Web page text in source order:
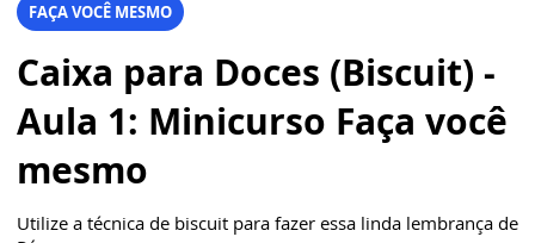
FAÇA VOCÊ MESMO
Caixa para Doces (Biscuit) -
Aula 1: Minicurso Faça você
mesmo
Utilize a técnica de biscuit para fazer essa linda lembrança de